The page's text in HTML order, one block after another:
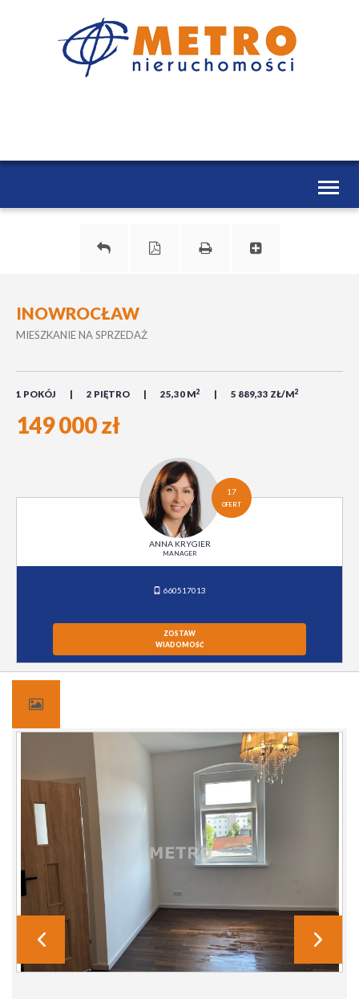
Toggle
INOWROCŁAW
MIESZKANIE NA SPRZEDAŻ
1 POKÓJ 2 PIĘTRO 25,30 M2 5 889,33 ZŁ/M2
149 000 zł
17
OFERT
ANNA KRYGIER
MANAGER
660517013
ZOSTAW
WIADOMOŚĆ